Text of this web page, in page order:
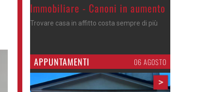
Immobiliare - Canoni in aumento
Trovare casa in affitto costa sempre di più
APPUNTAMENTI 06 AGOSTO
>